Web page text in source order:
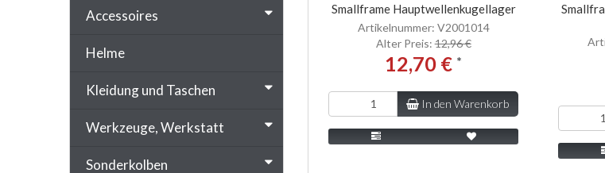
Smallframe Hauptwellenkugellager
Artikelnummer: V2001014
Alter Preis:12,96 €
12,70 € *
In den Warenkorb
Accessoires
Helme
Kleidung und Taschen
Werkzeuge, Werkstatt
Sonderkolben